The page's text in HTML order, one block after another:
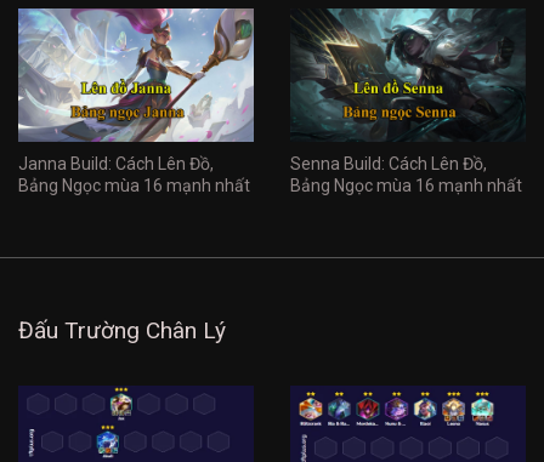
Janna Build: Cách Lên Đồ,
Bảng Ngọc mùa 16 mạnh nhất
Senna Build: Cách Lên Đồ,
Bảng Ngọc mùa 16 mạnh nhất
Đấu Trường Chân Lý